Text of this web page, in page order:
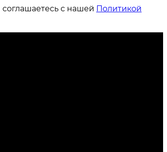
с нашей Политикой